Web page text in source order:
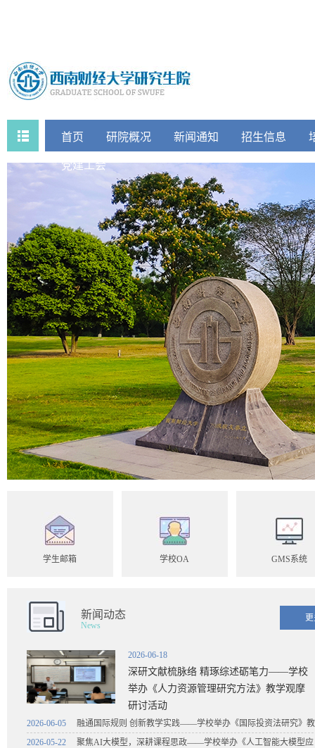
首页 研院概况 新闻通知 招生信息
党建工会
学生邮箱 学校OA GMS系统
新闻动态
News
2026-06-18
深研文献梳脉络 精琢综述砺笔力——学校
举办《人力资源管理研究方法》教学观摩
研讨活动
2026-06-05
融通国际规则 创新教学实践——学校举办《国际投资法研究》
观摩研讨活动
2026-05-22
聚焦AI大模型，深耕课程思政——学校举办《人工智能大模型应